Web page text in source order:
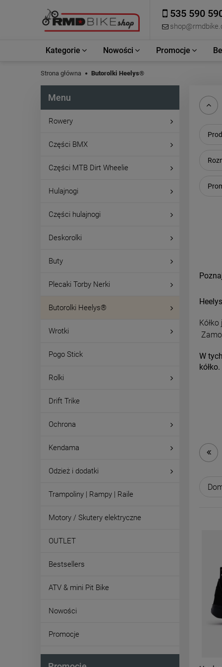
535 590
Kategorie Nowości Promocje
Strona główna Butorolki Heelys®
Menu
Rowery
Części BMX
Części MTB Dirt Wheelie
Hulajnogi
Części hulajnogi
Deskorolki
Buty
Plecaki Torby Nerki
Butorolki Heelys®
Wrotki
Pogo Stick
Rolki
Drift Trike
Ochrona
Kendama
Odzież i dodatki
Trampoliny | Rampy | Raile
Motory / Skutery elektryczne
OUTLET
Bestsellers
ATV & mini Pit Bike
Nowości
Promocje
W
kółko.